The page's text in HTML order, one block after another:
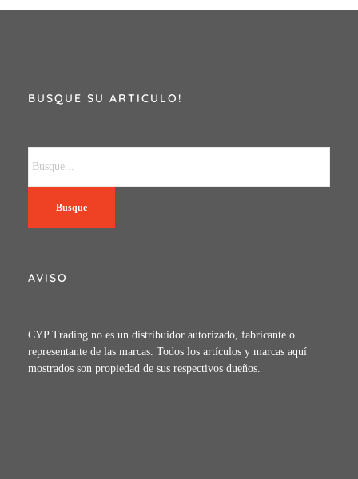
BUSQUE SU ARTICULO!
Busque
AVISO
CYP Trading no es un distribuidor autorizado, fabricante o
representante de las marcas. Todos los artículos y marcas aquí
mostrados son propiedad de sus respectivos dueños.